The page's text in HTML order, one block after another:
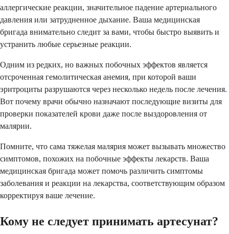
аллергические реакции, значительное падение артериального
давления или затрудненное дыхание. Ваша медицинская
бригада внимательно следит за вами, чтобы быстро выявить и
устранить любые серьезные реакции.
Одним из редких, но важных побочных эффектов является
отсроченная гемолитическая анемия, при которой ваши
эритроциты разрушаются через несколько недель после лечения.
Вот почему врачи обычно назначают последующие визиты для
проверки показателей крови даже после выздоровления от
малярии.
Помните, что сама тяжелая малярия может вызывать множество
симптомов, похожих на побочные эффекты лекарств. Ваша
медицинская бригада может помочь различить симптомы
заболевания и реакции на лекарства, соответствующим образом
корректируя ваше лечение.
Кому не следует принимать артесунат?